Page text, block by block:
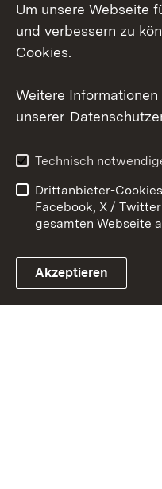
Mastodon
Youtube
Link zum Landesportal
Kontakt
Barrierefreiheit
Impressum
Um unsere Webseite
und verbessern zu
Cookies.
Weitere
unserer
Technisch
Drittanbieter-
Facebook, X /
gesamten Webseite
Akzeptieren